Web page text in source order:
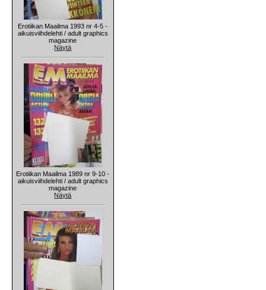
Erotiikan Maailma 1993 nr 4-5 -
aikuisviihdelehti / adult graphics
magazine
Näytä
Erotiikan Maailma 1989 nr 9-10 -
aikuisviihdelehti / adult graphics
magazine
Näytä